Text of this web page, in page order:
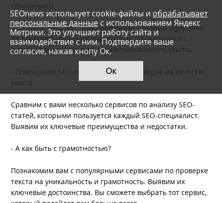
сочинением
SEO-текст - это текстовый материал, который оформлен
по требованиям поисковых систем. Ознакомимся с
основными критериями оптимизированного текста.
- Помощники SEO-специалистов в проверке на качество
текста
Сравним с вами несколько сервисов по анализу SEO-
статей, которыми пользуется каждый SEO-специалист.
Выявим их ключевые преимущества и недостатки.
- А как быть с грамотностью?
Познакомим вам с популярными сервисами по проверке
текста на уникальность и грамотность. Выявим их
ключевые достоинства. Вы сможете выбрать тот сервис,
SEOnews использует cookie-файлы и обрабатывает
персональные данные с использованием Яндекс
Метрики. Это улучшает работу сайта и
взаимодействие с ним. Подтвердите ваше
согласие, нажав кнопу Ок.
Ок